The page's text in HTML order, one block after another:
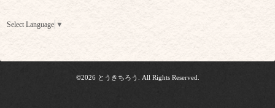
Select Language ▼
©2026 とうきちろう . All Rights Reserved.